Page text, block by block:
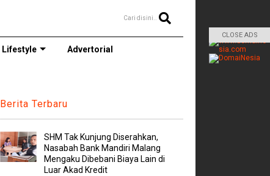
Cari disini..
Lifestyle Advertorial
Berita Terbaru
SHM Tak Kunjung Diserahkan,
Nasabah Bank Mandiri Malang
Mengaku Dibebani Biaya Lain di
Luar Akad Kredit
CLOSE ADS